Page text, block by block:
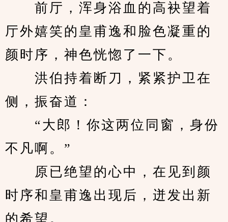
前厅，浑身浴血的高袂望着
厅外嬉笑的皇甫逸和脸色凝重的
颜时序，神色恍惚了一下。
洪伯持着断刀，紧紧护卫在
侧，振奋道：
“大郎！你这两位同窗，身份
不凡啊。”
原已绝望的心中，在见到颜
时序和皇甫逸出现后，迸发出新
的希望。